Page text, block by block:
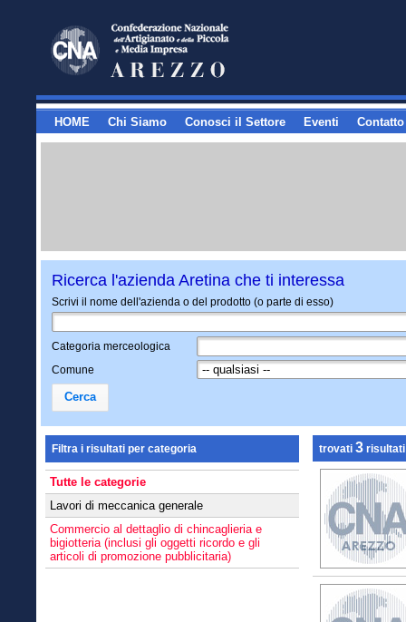
HOME Chi Siamo Conosci il Settore Eventi Contatto
Ricerca l'azienda Aretina che ti interessa
Scrivi il nome dell'azienda o del prodotto (o parte di esso)
Categoria merceologica
Comune
Cerca
Filtra i risultati per categoria
Tutte le categorie
Lavori di meccanica generale
Commercio al dettaglio di chincaglieria e
bigiotteria (inclusi gli oggetti ricordo e gli
articoli di promozione pubblicitaria)
trovati 3 risultati